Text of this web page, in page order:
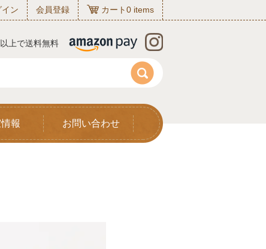
イン 会員登録 カート0 items
上で送料無料
報 お問い合わせ